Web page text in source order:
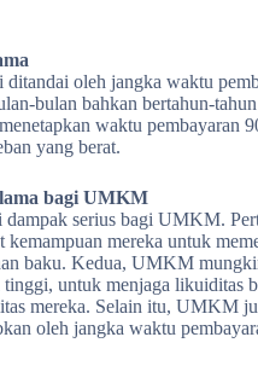
oleh jangka waktu
bulan bahkan bertahun-
waktu pembayaran
yang berat.
bagi UMKM
serius bagi UMKM.
mereka untuk
baku. Kedua, UMKM
untuk menjaga likuiditas
mereka. Selain itu, UMKM
oleh jangka waktu